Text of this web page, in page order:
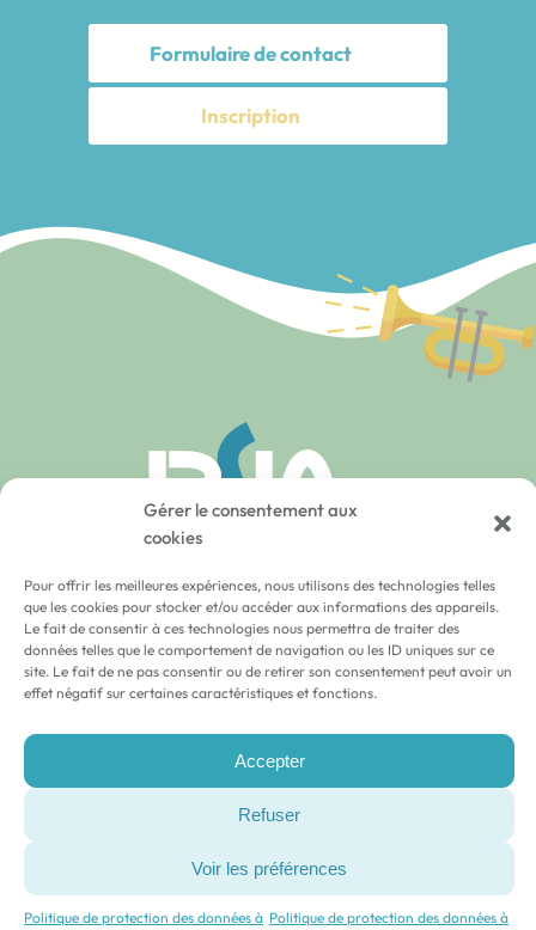
Gérer le consentement aux
cookies
Pour offrir les meilleures expériences, nous utilisons des technologies telles
que les cookies pour stocker et/ou accéder aux informations des appareils.
Le fait de consentir à ces technologies nous permettra de traiter des
données telles que le comportement de navigation ou les ID uniques sur ce
site. Le fait de ne pas consentir ou de retirer son consentement peut avoir un
effet négatif sur certaines caractéristiques et fonctions.
Accepter
Refuser
Voir les préférences
Politique de protection des données à Politique de protection des données à
Formulaire de contact
Inscription
Protection de données
Politique de confidentialité
Site de l’ONE